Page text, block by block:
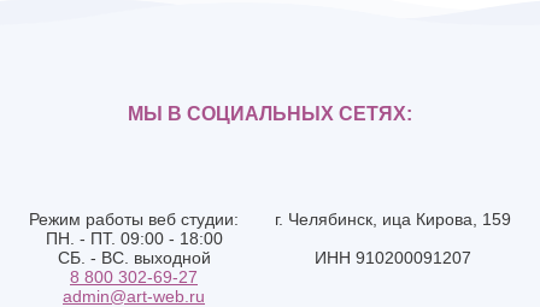
Режим работы веб студии:
ПН. - ПТ. 09:00 - 18:00
СБ. - ВС. выходной
8 800 302-69-27
admin@art-web.ru
г. Челябинск, ица Кирова, 159
ИНН 910200091207
МЫ В СОЦИАЛЬНЫХ СЕТЯХ: